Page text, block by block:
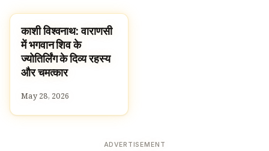
TEMPLES
काशी विश्वनाथ: वाराणसी
में भगवान शिव के
ज्योतिर्लिंग के दिव्य रहस्य
और चमत्कार
May 28, 2026
ADVERTISEMENT